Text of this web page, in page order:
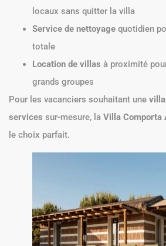
locaux sans quitter la villa
Service de nettoyage quotidien
totale
Location de villas à proximité
grands groupes
Pour les vacanciers souhaitant une
services sur-mesure, la Villa Comporta
le choix parfait.